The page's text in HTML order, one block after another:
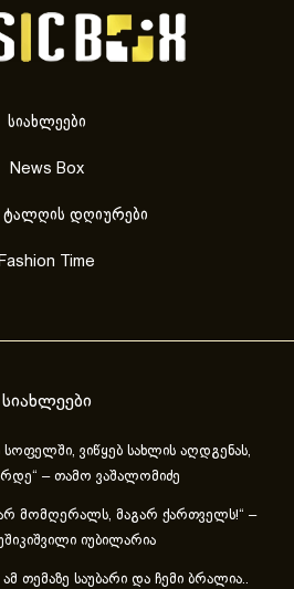
სიახლეები
News Box
დღიურები
Fashion Time
სიახლეები
სოფელში, ვიწყებ სახლის აღდგენას,
– თამო ვაშალომიძე
მომღერალს, მაგარ ქართველს!“ –
იუბილარია
თემაზე საუბარი და ჩემი ბრალია..